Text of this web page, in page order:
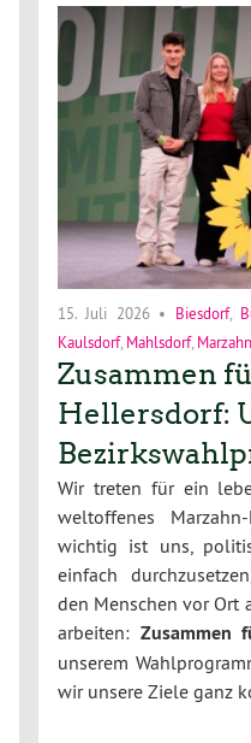
15. Juli 2026• Biesdorf,
Kaulsdorf, Mahlsdorf, Marzahn
Zusammen
Hellersdorf:
Wir treten für ein
weltoffenes
wichtig ist uns,
einfach
den Menschen vor Ort
arbeiten: Zusammen
unserem
wir unsere Ziele ganz